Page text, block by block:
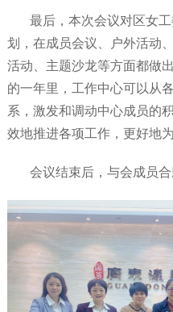
最后，本次会议对区女
划，在成员会议、户外活动
活动、主题沙龙等方面都做
的一年里，工作中心可以从
系，激发和调动中心成员的
效地推进各项工作，更好地
会议结束后，与会成员合